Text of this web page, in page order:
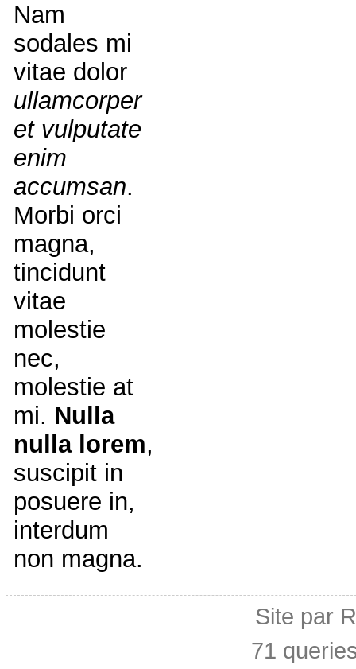
Nam
sodales mi
vitae dolor
ullamcorper
et vulputate
enim
accumsan.
Morbi orci
magna,
tincidunt
vitae
molestie
nec,
molestie at
mi. Nulla
nulla lorem,
suscipit in
posuere in,
interdum
non magna.
Site par
71